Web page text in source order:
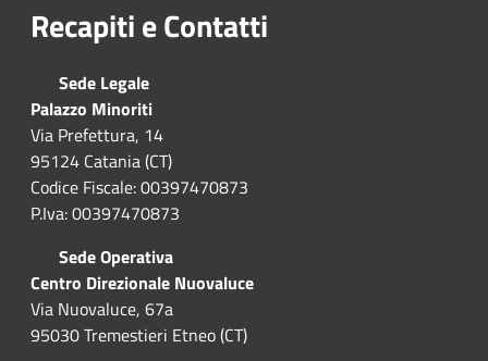
Recapiti e Contatti
Sede Legale
Palazzo Minoriti
Via Prefettura, 14
95124 Catania (CT)
Codice Fiscale: 00397470873
P.Iva: 00397470873
Sede Operativa
Centro Direzionale Nuovaluce
Via Nuovaluce, 67a
95030 Tremestieri Etneo (CT)